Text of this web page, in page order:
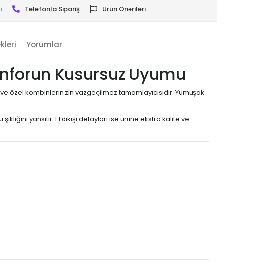
Telefonla Sipariş Ürün Önerileri
Yorumlar
Kusursuz Uyumu
özel kombinlerinizin vazgeçilmez tamamlayıcısıdır. Yumuşak
yansıtır. El dikişi detayları ise ürüne ekstra kalite ve